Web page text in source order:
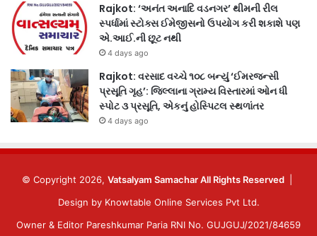
Rajkot: ‘અનંત અનાદિ વડનગર’ થીમની રીલ
સ્પર્ધામાં સ્ટોક્સ ઈમેજીસનો ઉપયોગ કરી શકાશે પણ
એ.આઈ.ની છૂટ નથી
4 days ago
Rajkot: વરસાદ વચ્ચે ૧૦૮ બન્યું ‘ઈમરજન્સી
પ્રસૂતિ ગૃહ’: જિલ્લાના ગ્રામ્ય વિસ્તારમાં ઓન ધી
સ્પોટ ૩ પ્રસૂતિ, એકનું હોસ્પિટલ સ્થળાંતર
4 days ago
© Copyright 2026, Vatsalyam Samachar All Rights Reserved
Design by Knowtable Online Services Pvt Ltd.
Owner & Editor Pareshkumar Paria RNI No. GUJGUJ/2021/84659